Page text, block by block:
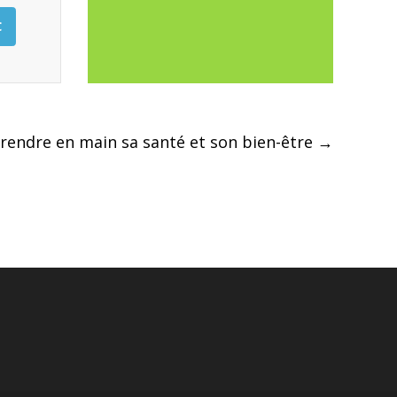
en main sa santé et son bien-être →